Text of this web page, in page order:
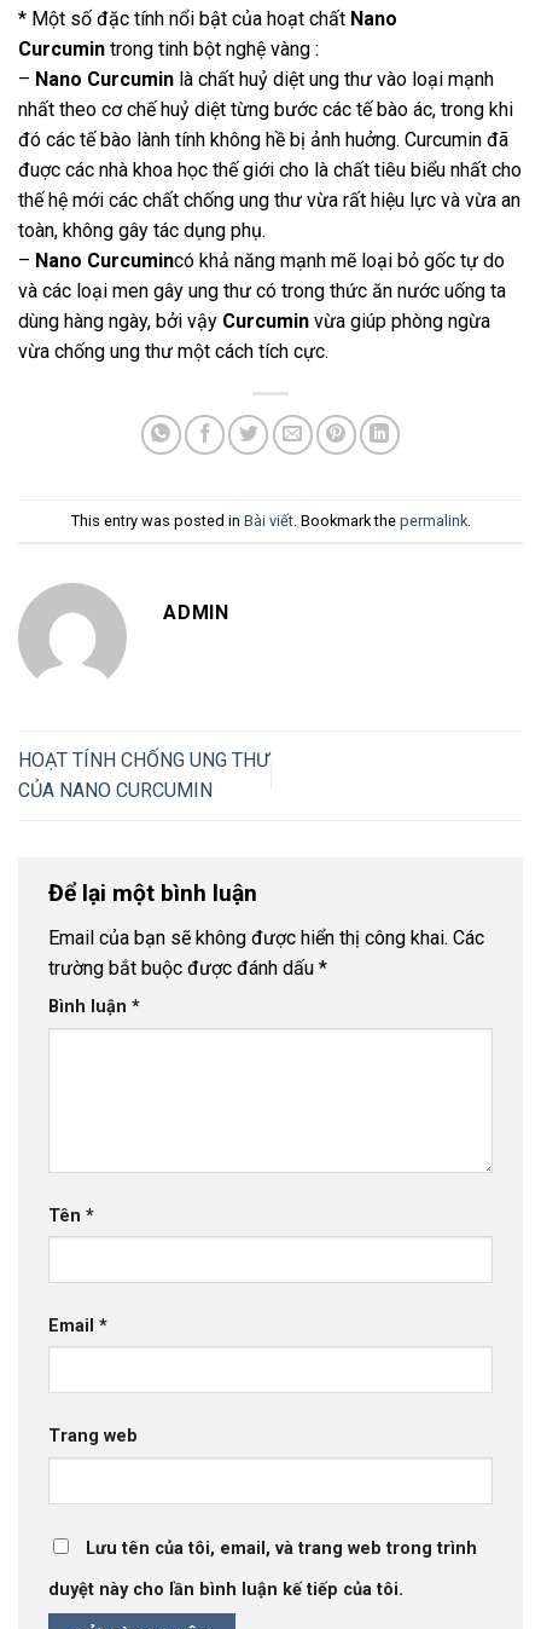
* Một số đặc tính nổi bật của hoạt chất Nano
Curcumin trong tinh bột nghệ vàng :
– Nano Curcumin là chất huỷ diệt ung thư vào loại mạnh
nhất theo cơ chế huỷ diệt từng bước các tế bào ác, trong khi
đó các tế bào lành tính không hề bị ảnh huởng. Curcumin đã
đuợc các nhà khoa học thế giới cho là chất tiêu biểu nhất cho
thế hệ mới các chất chống ung thư vừa rất hiệu lực và vừa an
toàn, không gây tác dụng phụ.
– Nano Curcumincó khả năng mạnh mẽ loại bỏ gốc tự do
và các loại men gây ung thư có trong thức ăn nước uống ta
dùng hàng ngày, bởi vậy Curcumin vừa giúp phòng ngừa
vừa chống ung thư một cách tích cực.
This entry was posted in Bài viết. Bookmark the permalink.
ADMIN
HOẠT TÍNH CHỐNG UNG THƯ
CỦA NANO CURCUMIN
Để lại một bình luận
Email của bạn sẽ không được hiển thị công khai. Các
trường bắt buộc được đánh dấu *
Bình luận *
Tên *
Email *
Trang web
Lưu tên của tôi, email, và trang web trong trình
duyệt này cho lần bình luận kế tiếp của tôi.